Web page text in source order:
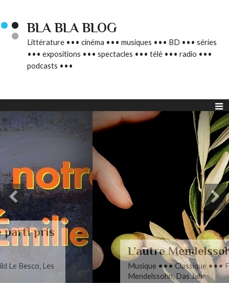
BLA BLA BLOG
Littérature ••• cinéma ••• musiques ••• BD ••• séries
••• expositions ••• spectacles ••• télé ••• radio •••
podcasts •••
L’autre Mendelssohn
Musique ••• Classique ••• Fanny
Mendelssohn, Das Jahr